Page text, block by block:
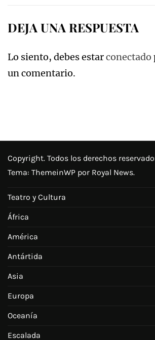
DEJA UNA RESPUESTA
Lo siento, debes estarconectado
un comentario.
Copyright. Todos los derechos
Tema: ThemeinWP por Royal News.
Teatro y Cultura
África
América
Antártida
Asia
Europa
Oceanía
Escalada